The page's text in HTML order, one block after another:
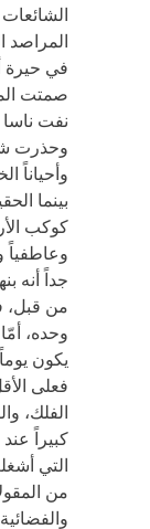
المراصد
في حيرة
صمتت
نفت ناسا
وحذرت
وأحياناً
بينما
كوكب
وعاطفياً
جداً أنه
من قبل،
وحده،
يكون
فعلى
الفلك،
كبيراً
التي
من